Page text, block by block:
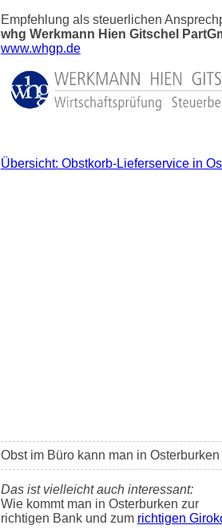
Empfehlung als steuerlichen
whg Werkmann Hien Gitschel
www.whgp.de
Übersicht: Obstkorb-Lieferservice in
Obst im Büro kann man in Osterburken
Das ist vielleicht auch interessant:
Wie kommt man in Osterburken zur
richtigen Bank und zum richtigen